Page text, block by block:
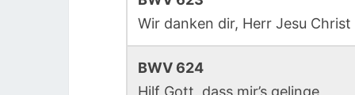
Wir danken dir, Herr Jesu Christ
BWV 624
Hilf Gott, dass mir’s gelinge